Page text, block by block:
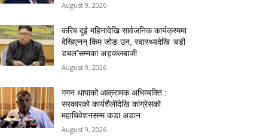
August 9, 2026
करिब दुई महिनादेखि सार्वजनिक कार्यक्रममा
देखिएनन् किम जोङ उन, स्वास्थ्यदेखि ‘बडी
डबल’सम्मका अड्कलबाजी
August 9, 2026
गगन थापाको आक्रामक अभिव्यक्ति :
सरकारको कार्यशैलीदेखि कांग्रेसको
महाधिवेशनसम्म कडा अडान
August 9, 2026